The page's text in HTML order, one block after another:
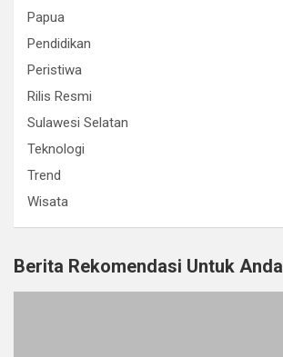
Papua
Pendidikan
Peristiwa
Rilis Resmi
Sulawesi Selatan
Teknologi
Trend
Wisata
Berita Rekomendasi Untuk Anda